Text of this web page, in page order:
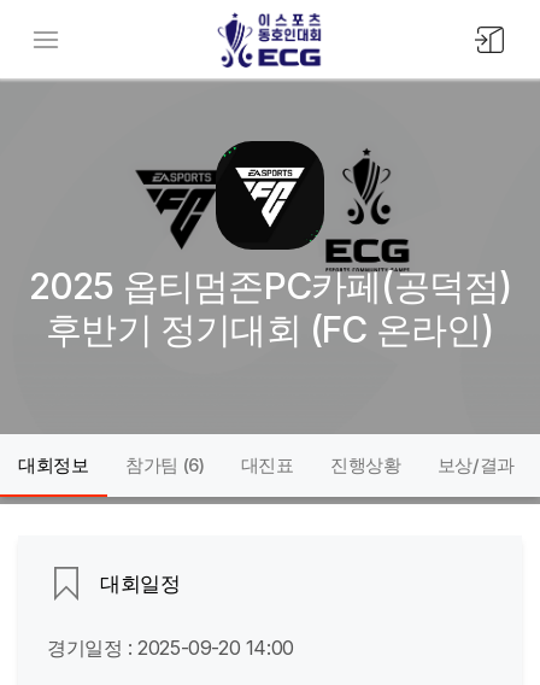
메뉴버튼
2025 옵티멈존PC카페(공덕점)
후반기 정기대회 (FC 온라인)
대회정보 참가팀 (6) 대진표 진행상황 보상/결과
대회일정
경기일정 : 2025-09-20 14:00